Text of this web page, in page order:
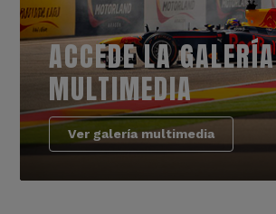
ACCEDE LA GALERÍA
MULTIMEDIA
Ver galería multimedia